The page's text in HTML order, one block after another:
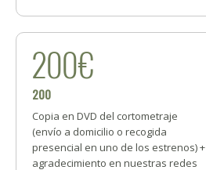
200€
200
Copia en DVD del cortometraje
(envío a domicilio o recogida
presencial en uno de los estrenos) +
agradecimiento en nuestras redes